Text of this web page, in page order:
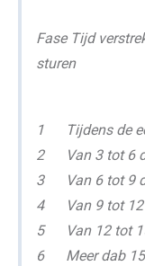
Fase Tijd
sturen
1 Tijdens de
2 Van 3 tot
3 Van 6 tot
4 Van 9 tot
5 Van 12 tot
6 Meer dab